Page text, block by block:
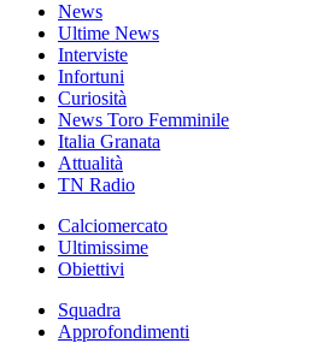
News
Ultime News
Interviste
Infortuni
Curiosità
News Toro Femminile
Italia Granata
Attualità
TN Radio
Calciomercato
Ultimissime
Obiettivi
Squadra
Approfondimenti